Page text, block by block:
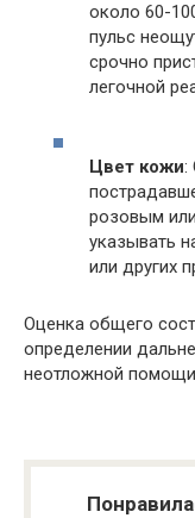
около 60-
пульс
срочно
легочной
Цвет кожи:
розовым
указывать
или других
Оценка общего
определении
неотложной